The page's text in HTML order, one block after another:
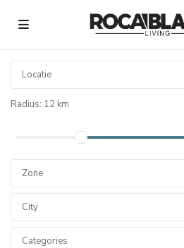
Radius: 12 km
Zone
City
Categories